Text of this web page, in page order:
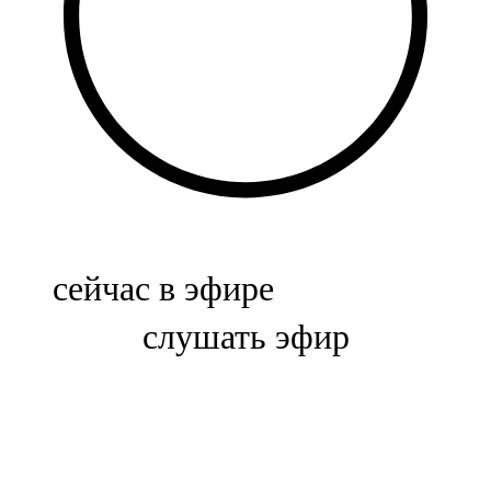
104,9 FM
Баулы
107,5 FM
Биләр
Болгар
сейчас в эфире
слушать эфир